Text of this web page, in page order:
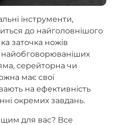
інструменти,
до найголовнішого
заточка ножів
серейторна чи
має свої
на ефективність
окремих завдань.
для вас? Все